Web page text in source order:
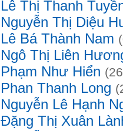
Lê Thị Thanh
Nguyễn Thị Diệu
Lê Bá Thành Nam
Ngô Thị Liên
Phạm Như Hiển
Phan Thanh Long
Nguyễn Lê Hạnh
Đặng Thị Xuân